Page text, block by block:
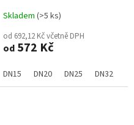
DN40 DN50 DN65 DN80
Skladem (>5 ks)
od 692,12 Kč včetně DPH
od 572 Kč
DN15 DN20 DN25 DN32